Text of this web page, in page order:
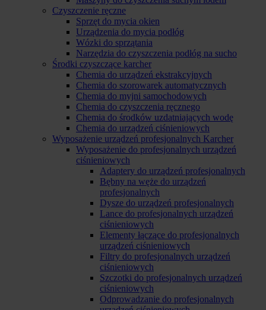
Czyszczenie ręczne
Sprzęt do mycia okien
Urządzenia do mycia podłóg
Wózki do sprzątania
Narzędzia do czyszczenia podłóg na sucho
Środki czyszczące karcher
Chemia do urządzeń ekstrakcyjnych
Chemia do szorowarek automatycznych
Chemia do myjni samochodowych
Chemia do czyszczenia ręcznego
Chemia do środków uzdatniających wodę
Chemia do urządzeń ciśnieniowych
Wyposażenie urządzeń profesjonalnych Karcher
Wyposażenie do profesjonalnych urządzeń
ciśnieniowych
Adaptery do urządzeń profesjonalnych
Bębny na węże do urządzeń
profesjonalnych
Dysze do urządzeń profesjonalnych
Lance do profesjonalnych urządzeń
ciśnieniowych
Elementy łączące do profesjonalnych
urządzeń ciśnieniowych
Filtry do profesjonalnych urządzeń
ciśnieniowych
Szczotki do profesjonalnych urządzeń
ciśnieniowych
Odprowadzanie do profesjonalnych